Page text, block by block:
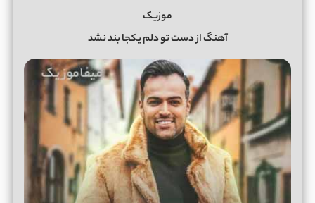
موزیک
آهنگ از دست تو دلم یکجا بند نشد